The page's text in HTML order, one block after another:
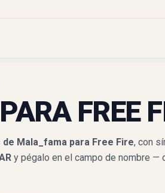
FREE
Mala_fama para Free Fire, con
y pégalo en el campo de nombre —